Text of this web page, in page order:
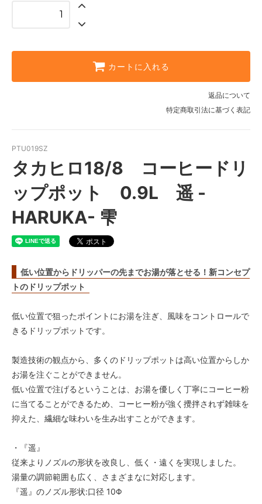
カートに入れる
返品について
特定商取引法に基づく表記
PTU019SZ
タカヒロ18/8 コーヒードリ
ップポット 0.9L 遥 -
HARUKA- 雫
低い位置からドリッパーの先までお湯が落とせる！新コンセプ
トのドリップポット
低い位置で狙ったポイントにお湯を注ぎ、風味をコントロールで
きるドリップポットです。
製造技術の観点から、多くのドリップポットは高い位置からしか
お湯を注ぐことができません。
低い位置で注げるということは、お湯を優しく丁寧にコーヒー粉
に当てることができるため、コーヒー粉が強く攪拌されず雑味を
抑えた、繊細な味わいを生み出すことができます。
・『遥』
従来よりノズルの形状を改良し、低く・遠くを実現しました。
湯量の調節範囲も広く、さまざまなに対応します。
『遥』のノズル形状:口径 10Φ